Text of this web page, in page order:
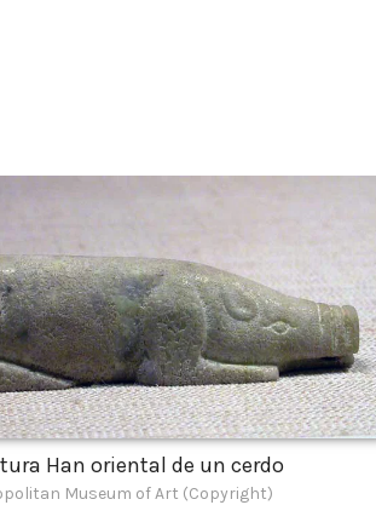
Han oriental de un cerdo
Museum of Art (Copyright)